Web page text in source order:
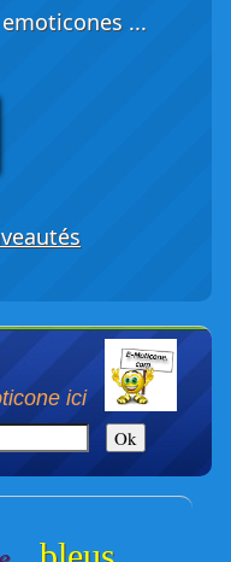
...
ici